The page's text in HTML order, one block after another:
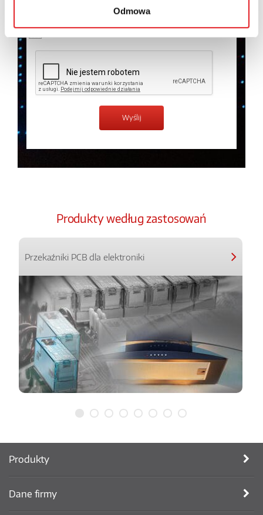
Odmowa
Zapoznałem z treściąPolityki Prywatności*
Produkty według zastosowań
Przekaźniki PCB dla elektroniki
Produkty
Dane firmy